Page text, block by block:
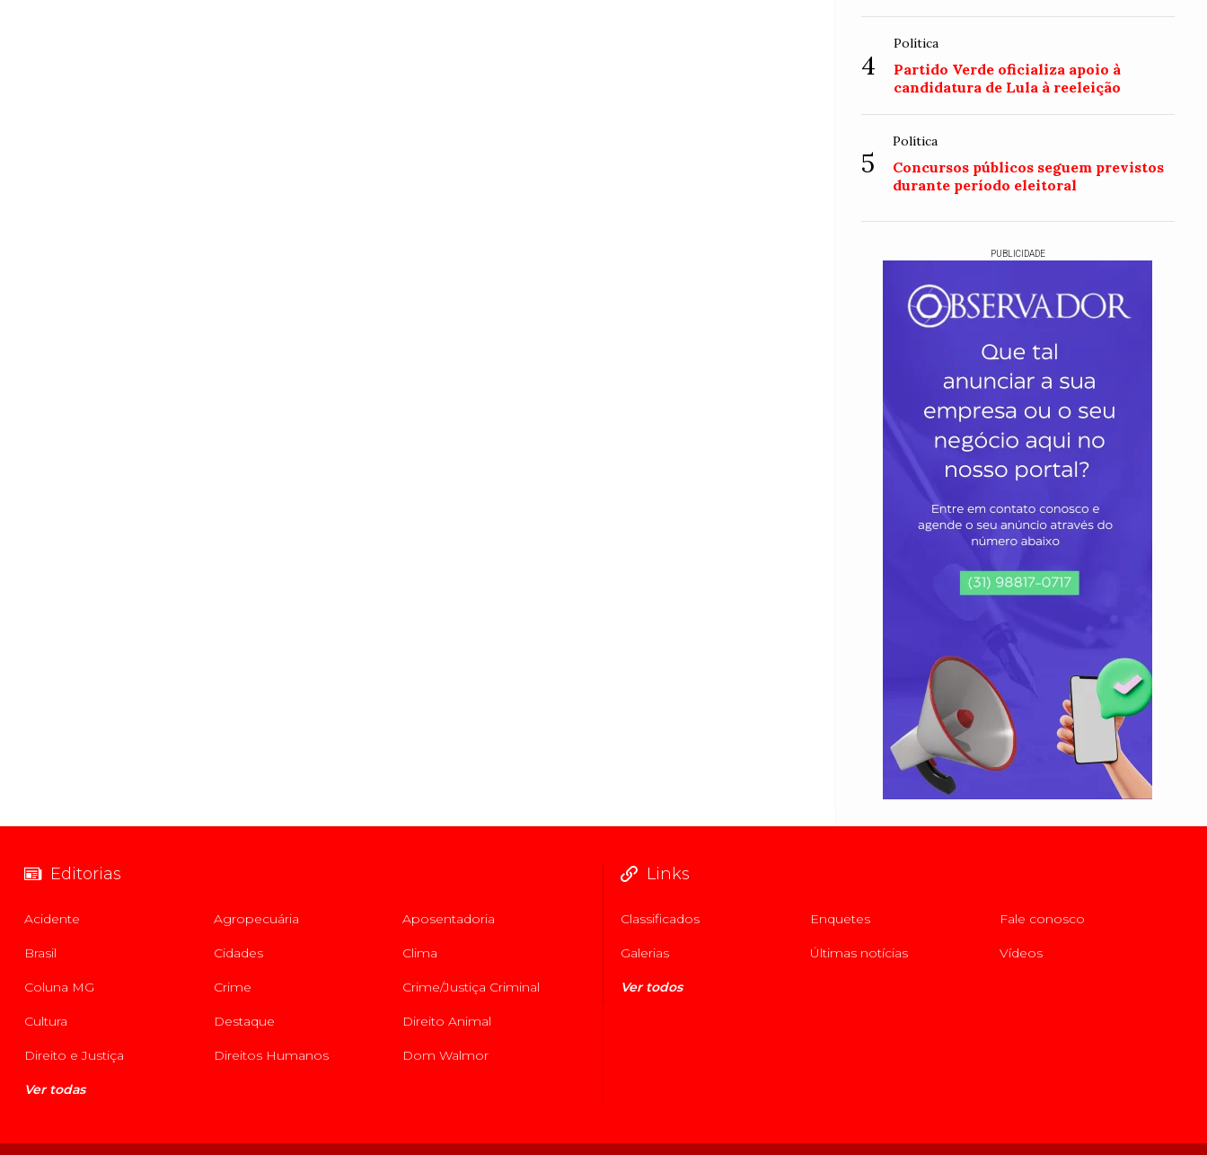
4
Política
Partido Verde oficializa apoio à
candidatura de Lula à reeleição
5
Política
Concursos públicos seguem previstos
durante período eleitoral
PUBLICIDADE
Editorias
Acidente Agropecuária Aposentadoria
Brasil Cidades Clima
Coluna MG Crime Crime/Justiça Criminal
Cultura Destaque Direito Animal
Direito e Justiça Direitos Humanos Dom Walmor
Ver todas
Links
Classificados Enquetes Fale conosco
Galerias Últimas notícias Vídeos
Ver todos